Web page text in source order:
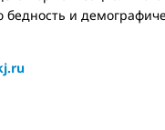
бедность и